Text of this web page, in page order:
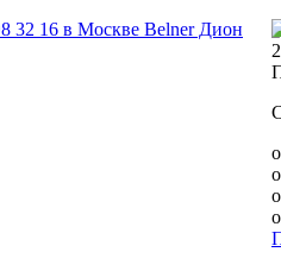
Belner Дион